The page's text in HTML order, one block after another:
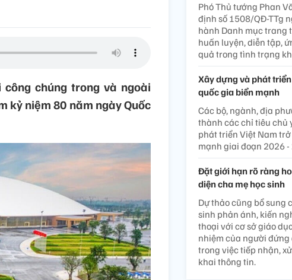
chúng trong và ngoài
kỷ niệm 80 năm ngày Quốc
Phó Thủ tướng Phan
định số 1508/QĐ-TTg
hành Danh mục trang
huấn luyện, diễn tập,
quả trong tình trạng
Xây dựng và phát
quốc gia biển mạnh
Các bộ, ngành, địa
thành các chỉ tiêu chủ
phát triển Việt Nam
mạnh giai đoạn 2026 -
Đặt giới hạn rõ ràng
diện cha mẹ học sinh
Dự thảo cũng bổ sung
sinh phản ánh, kiến
thoại với cơ sở giáo
nhiệm của người
trong việc tiếp nhận,
khai thông tin.